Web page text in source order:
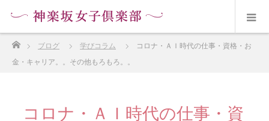
ブログ 学びコラム
コロナ・ＡＩ時代の仕事・資格・お
金・キャリア。。その他もろもろ。。
コロナ・ＡＩ時代の仕事・資